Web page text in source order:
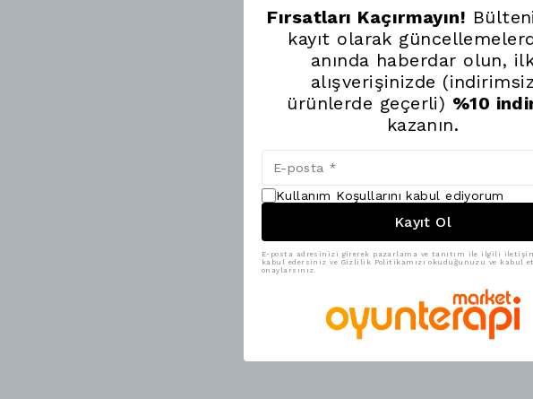
Fırsatları Kaçırmayın!
kayıt olarak
anında haberdar olun,
alışverişinizde (indirimsiz
ürünlerde geçerli) %10
kazanın.
Kullanım Koşullarını kabul ediyorum
Kayıt Ol
E-posta adresinizi girerek pazarlama ve tanıtım ile ilgili
kabul edersiniz ve Gizlilik Politikamızı okuduğunuzu ve kabul
onaylarsınız.